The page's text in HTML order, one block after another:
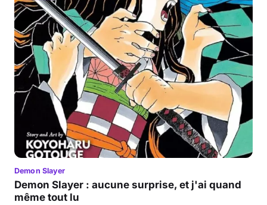
Demon Slayer
Demon Slayer : aucune surprise, et j'ai quand
même tout lu